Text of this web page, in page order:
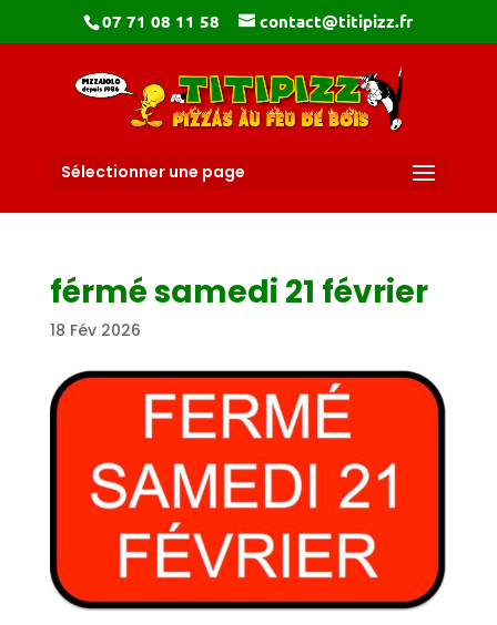
07 71 08 11 58 contact@titipizz.fr
Sélectionner une page
férmé samedi 21 février
18 Fév 2026